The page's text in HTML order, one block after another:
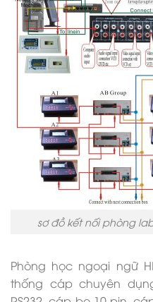
sơ đồ kết nối phòng
Phòng học ngoại ngữ
thống cáp chuyên